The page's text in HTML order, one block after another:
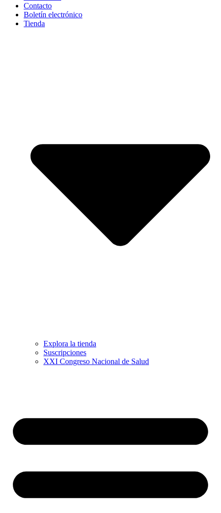
Contacto
Boletín electrónico
Tienda
Explora la tienda
Suscripciones
XXI Congreso Nacional de Salud